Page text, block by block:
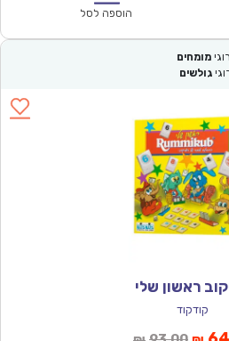
הוספה לסל
מומחים
גולשים
ראשון שלי
קודקוד